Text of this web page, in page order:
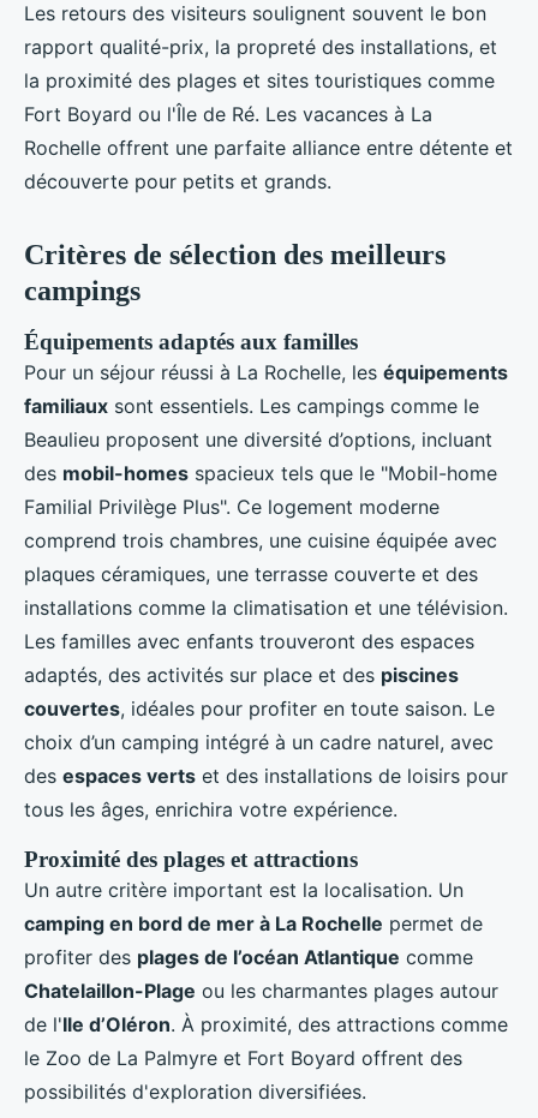
Les retours des visiteurs soulignent souvent le bon
rapport qualité-prix, la propreté des installations, et
la proximité des plages et sites touristiques comme
Fort Boyard ou l'Île de Ré. Les vacances à La
Rochelle offrent une parfaite alliance entre détente et
découverte pour petits et grands.
Critères de sélection des meilleurs
campings
Équipements adaptés aux familles
Pour un séjour réussi à La Rochelle, les équipements
familiaux sont essentiels. Les campings comme le
Beaulieu proposent une diversité d’options, incluant
des mobil-homes spacieux tels que le "Mobil-home
Familial Privilège Plus". Ce logement moderne
comprend trois chambres, une cuisine équipée avec
plaques céramiques, une terrasse couverte et des
installations comme la climatisation et une télévision.
Les familles avec enfants trouveront des espaces
adaptés, des activités sur place et des piscines
couvertes, idéales pour profiter en toute saison. Le
choix d’un camping intégré à un cadre naturel, avec
des espaces verts et des installations de loisirs pour
tous les âges, enrichira votre expérience.
Proximité des plages et attractions
Un autre critère important est la localisation. Un
camping en bord de mer à La Rochelle permet de
profiter des plages de l’océan Atlantique comme
Chatelaillon-Plage ou les charmantes plages autour
de l'Ile d’Oléron. À proximité, des attractions comme
le Zoo de La Palmyre et Fort Boyard offrent des
possibilités d'exploration diversifiées.